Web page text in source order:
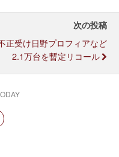
次の投稿
正受け日野プロフィアなど
2.1万台を暫定リコール